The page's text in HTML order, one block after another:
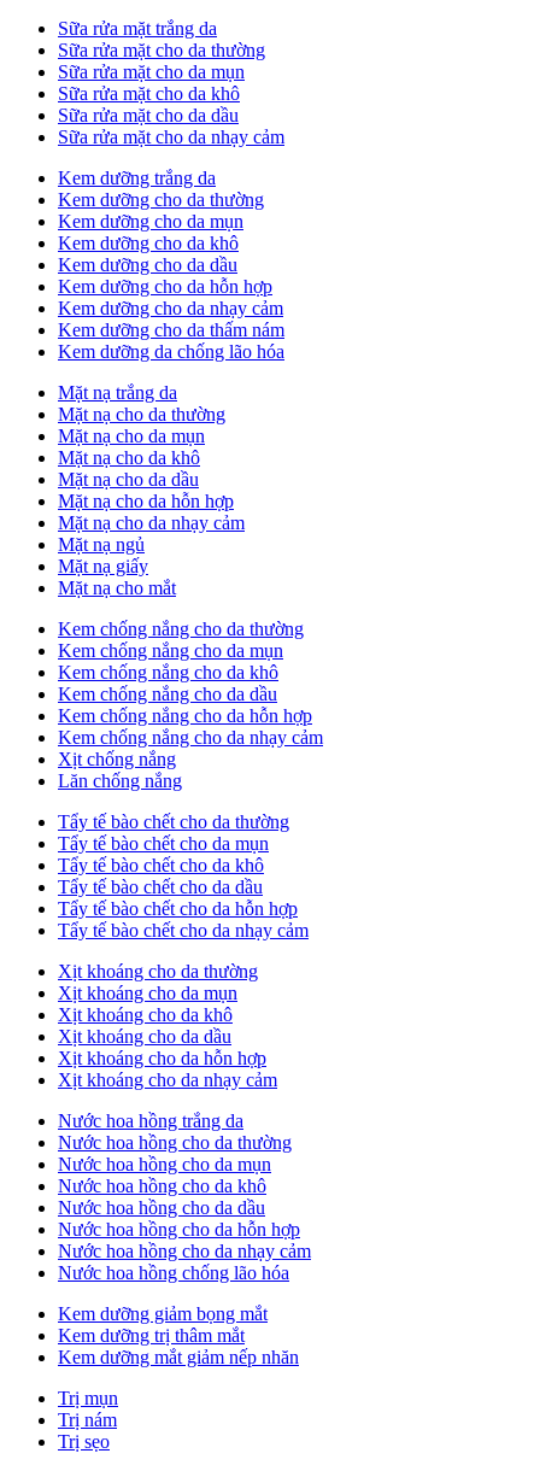
Sữa rửa mặt trắng da
Sữa rửa mặt cho da thường
Sữa rửa mặt cho da mụn
Sữa rửa mặt cho da khô
Sữa rửa mặt cho da dầu
Sữa rửa mặt cho da nhạy cảm
Kem dưỡng trắng da
Kem dưỡng cho da thường
Kem dưỡng cho da mụn
Kem dưỡng cho da khô
Kem dưỡng cho da dầu
Kem dưỡng cho da hỗn hợp
Kem dưỡng cho da nhạy cảm
Kem dưỡng cho da thấm nám
Kem dưỡng da chống lão hóa
Mặt nạ trắng da
Mặt nạ cho da thường
Mặt nạ cho da mụn
Mặt nạ cho da khô
Mặt nạ cho da dầu
Mặt nạ cho da hỗn hợp
Mặt nạ cho da nhạy cảm
Mặt nạ ngủ
Mặt nạ giấy
Mặt nạ cho mắt
Kem chống nắng cho da thường
Kem chống nắng cho da mụn
Kem chống nắng cho da khô
Kem chống nắng cho da dầu
Kem chống nắng cho da hỗn hợp
Kem chống nắng cho da nhạy cảm
Xịt chống nắng
Lăn chống nắng
Tẩy tế bào chết cho da thường
Tẩy tế bào chết cho da mụn
Tẩy tế bào chết cho da khô
Tẩy tế bào chết cho da dầu
Tẩy tế bào chết cho da hỗn hợp
Tẩy tế bào chết cho da nhạy cảm
Xịt khoáng cho da thường
Xịt khoáng cho da mụn
Xịt khoáng cho da khô
Xịt khoáng cho da dầu
Xịt khoáng cho da hỗn hợp
Xịt khoáng cho da nhạy cảm
Nước hoa hồng trắng da
Nước hoa hồng cho da thường
Nước hoa hồng cho da mụn
Nước hoa hồng cho da khô
Nước hoa hồng cho da dầu
Nước hoa hồng cho da hỗn hợp
Nước hoa hồng cho da nhạy cảm
Nước hoa hồng chống lão hóa
Kem dưỡng giảm bọng mắt
Kem dưỡng trị thâm mắt
Kem dưỡng mắt giảm nếp nhăn
Trị mụn
Trị nám
Trị sẹo